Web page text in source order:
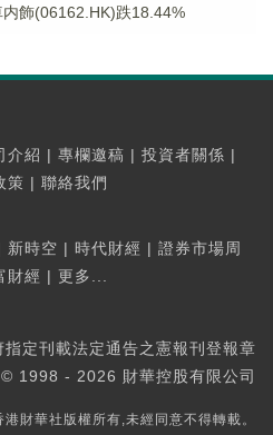
飾(06162.HK)跌18.44%
介紹 | 專欄邀稿 | 投資者關係 |
策 | 聯絡我們
新時空 | 時代財經 | 證券市場周
財經 | 更多...
指定刊載法定通告之憲報刊登報章
1998 - 2026 財華控股有限公司
港財華社版權所有,未經同意不得轉載。